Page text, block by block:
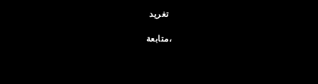
تغريد
متابعة،